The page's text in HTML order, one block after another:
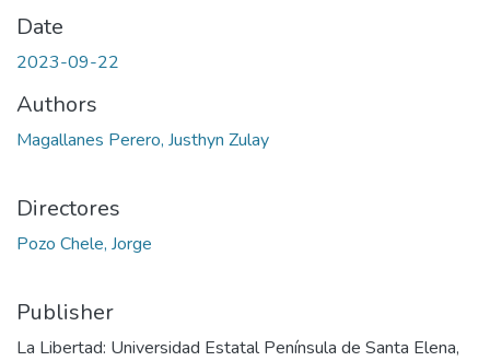
Date
2023-09-22
Authors
Magallanes Perero, Justhyn Zulay
Directores
Pozo Chele, Jorge
Publisher
La Libertad: Universidad Estatal Península de Santa Elena,